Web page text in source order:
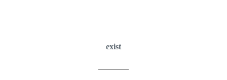
exist